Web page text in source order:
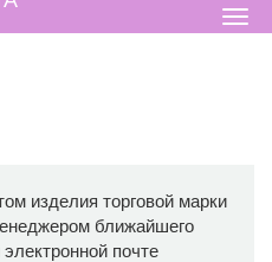
изделия торговой марки
ближайшего
почте